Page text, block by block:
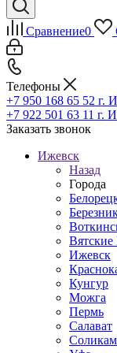
Сравнение0
Телефоны
+7 950 168 65 52 г.
+7 922 501 63 11 г.
Заказать звонок
Ижевск
Назад
Города
Ижевск
Кунгур
Можга
Пермь
Салават